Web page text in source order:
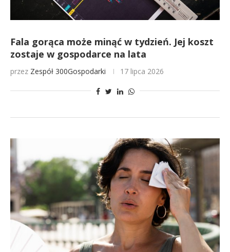
Fala gorąca może minąć w tydzień. Jej koszt
zostaje w gospodarce na lata
przez Zespół 300Gospodarki 17 lipca 2026